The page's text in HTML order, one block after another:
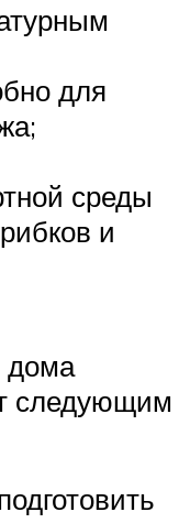
для
среды
и
дома
следующим